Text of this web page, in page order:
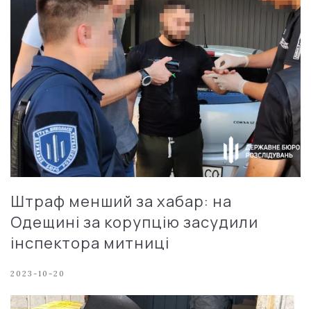
Штраф менший за хабар: на
Одещині за корупцію засудили
інспектора митниці
2023-10-20